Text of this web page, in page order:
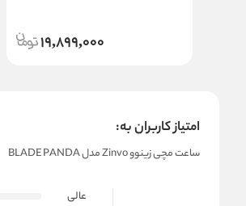
19,899,000
امتیاز کاربران به:
ساعت مچی زینوو Zinvo مدل BLADE PANDA
عالی